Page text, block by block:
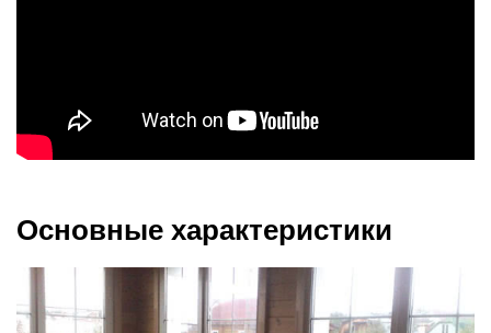
Основные характеристики